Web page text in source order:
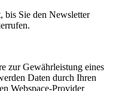
bis Sie den Newsletter
zur Gewährleistung eines
Daten durch Ihren
Webspace-Provider